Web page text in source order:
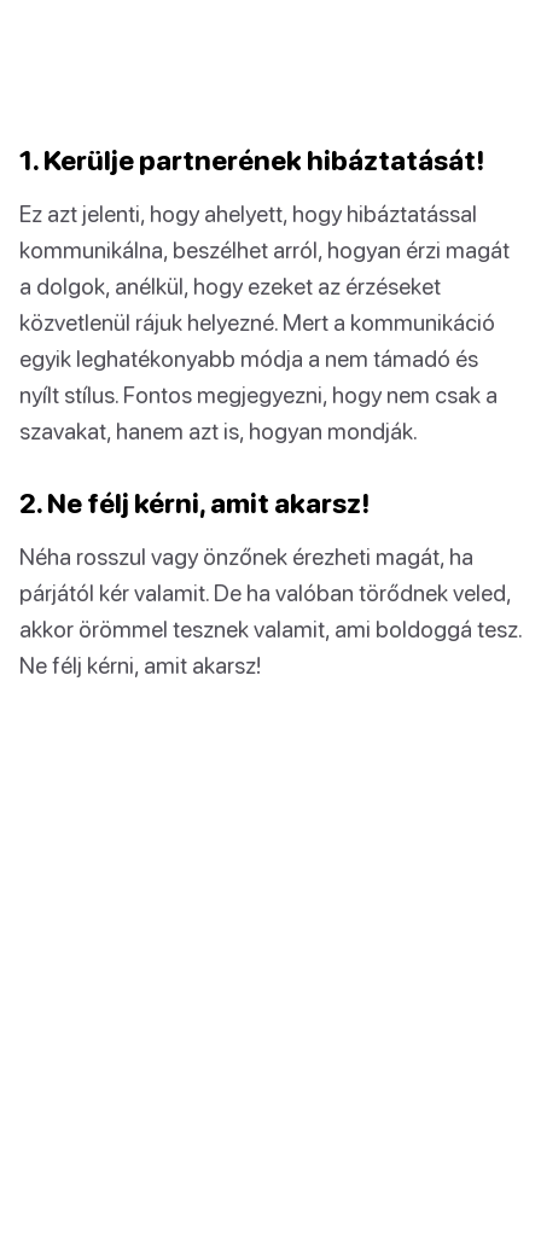
1. Kerülje partnerének hibáztatását!
Ez azt jelenti, hogy ahelyett, hogy hibáztatással
kommunikálna, beszélhet arról, hogyan érzi magát
a dolgok, anélkül, hogy ezeket az érzéseket
közvetlenül rájuk helyezné. Mert a kommunikáció
egyik leghatékonyabb módja a nem támadó és
nyílt stílus. Fontos megjegyezni, hogy nem csak a
szavakat, hanem azt is, hogyan mondják.
2. Ne félj kérni, amit akarsz!
Néha rosszul vagy önzőnek érezheti magát, ha
párjától kér valamit. De ha valóban törődnek veled,
akkor örömmel tesznek valamit, ami boldoggá tesz.
Ne félj kérni, amit akarsz!